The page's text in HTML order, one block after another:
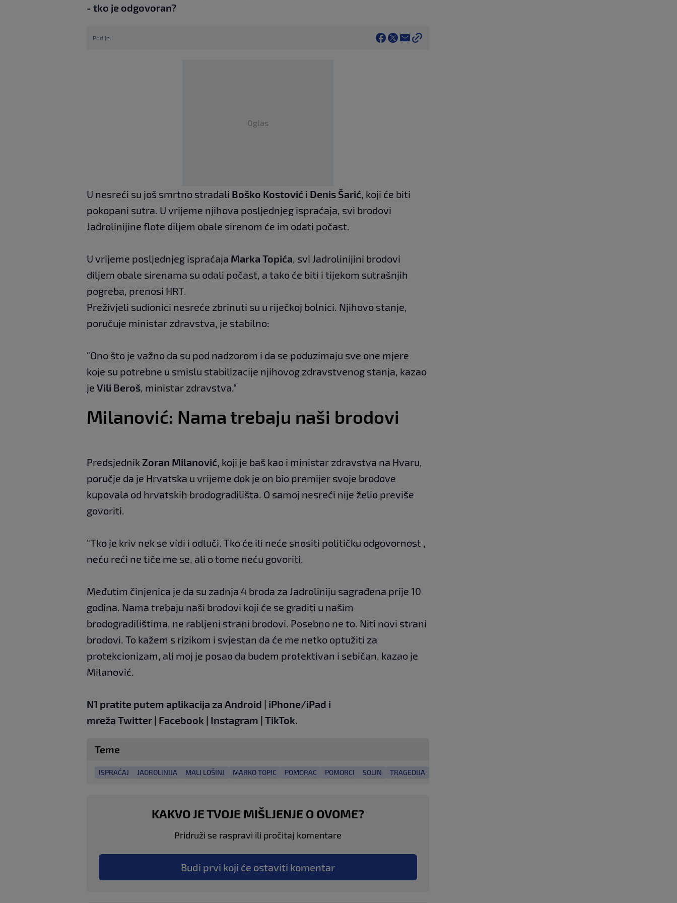
- tko je odgovoran?
Podijeli
Oglas
U nesreći su još smrtno stradali Boško Kostović i Denis Šarić, koji će biti
pokopani sutra. U vrijeme njihova posljednjeg ispraćaja, svi brodovi
Jadrolinijine flote diljem obale sirenom će im odati počast.
U vrijeme posljednjeg ispraćaja Marka Topića, svi Jadrolinijini brodovi
diljem obale sirenama su odali počast, a tako će biti i tijekom sutrašnjih
pogreba, prenosi HRT.
Preživjeli sudionici nesreće zbrinuti su u riječkoj bolnici. Njihovo stanje,
poručuje ministar zdravstva, je stabilno:
"Ono što je važno da su pod nadzorom i da se poduzimaju sve one mjere
koje su potrebne u smislu stabilizacije njihovog zdravstvenog stanja, kazao
je Vili Beroš, ministar zdravstva."
Milanović: Nama trebaju naši brodovi
Predsjednik Zoran Milanović, koji je baš kao i ministar zdravstva na Hvaru,
poručje da je Hrvatska u vrijeme dok je on bio premijer svoje brodove
kupovala od hrvatskih brodogradilišta. O samoj nesreći nije želio previše
govoriti.
"Tko je kriv nek se vidi i odluči. Tko će ili neće snositi političku odgovornost ,
neću reći ne tiče me se, ali o tome neću govoriti.
Međutim činjenica je da su zadnja 4 broda za Jadroliniju sagrađena prije 10
godina. Nama trebaju naši brodovi koji će se graditi u našim
brodogradilištima, ne rabljeni strani brodovi. Posebno ne to. Niti novi strani
brodovi. To kažem s rizikom i svjestan da će me netko optužiti za
protekcionizam, ali moj je posao da budem protektivan i sebičan, kazao je
Milanović.
N1 pratite putem aplikacija za Android | iPhone/iPad i
mreža Twitter | Facebook | Instagram | TikTok.
Teme
ISPRAĆAJ JADROLINIJA MALI LOŠINJ MARKO TOPIC POMORAC POMORCI SOLIN TRAGEDIJA
KAKVO JE TVOJE MIŠLJENJE O OVOME?
Pridruži se raspravi ili pročitaj komentare
Budi prvi koji će ostaviti komentar